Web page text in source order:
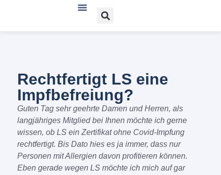
Rechtfertigt LS eine
Impfbefreiung?
Guten Tag sehr geehrte Damen und Herren, als
langjähriges Mitglied bei Ihnen möchte ich gerne
wissen, ob LS ein Zertifikat ohne Covid-Impfung
rechtfertigt. Bis Dato hies es ja immer, dass nur
Personen mit Allergien davon profitieren können.
Eben gerade wegen LS möchte ich mich auf gar